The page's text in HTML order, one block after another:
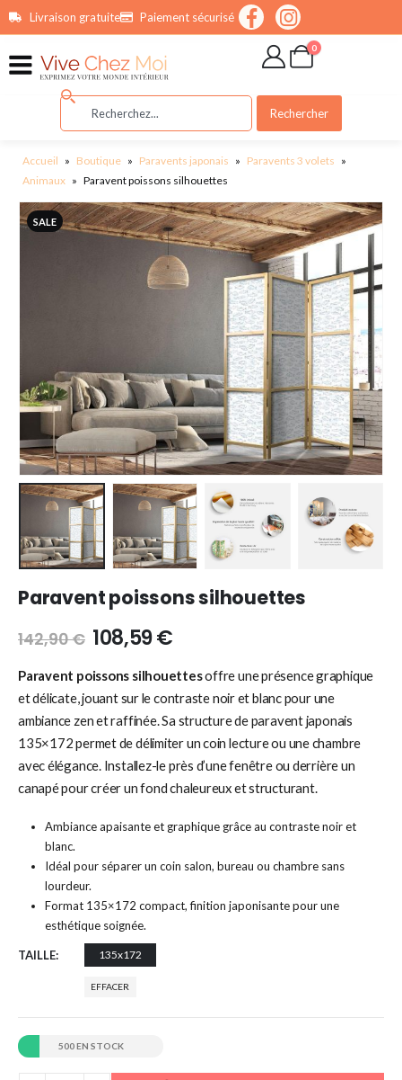
principalLivraison gratuite Paiement sécurisé
0
Rechercher
Accueil » Boutique » Paravents japonais » Paravents 3 volets »
Animaux » Paravent poissons silhouettes
SALE
Paravent poissons silhouettes
142,90€ 108,59€
Paravent poissons silhouettesoffre une présence graphique
et délicate, jouant sur le contraste noir et blanc pour une
ambiance zen et raffinée. Sa structure de paravent japonais
135×172 permet de délimiter un coin lecture ou une chambre
avec élégance. Installez-le près d’une fenêtre ou derrière un
canapé pour créer un fond chaleureux et structurant.
Ambiance apaisante et graphique grâce au contraste noir et
blanc.
Idéal pour séparer un coin salon, bureau ou chambre sans
lourdeur.
Format 135×172 compact, finition japonisante pour une
esthétique soignée.
TAILLE 135x172
EFFACER
500 EN STOCK